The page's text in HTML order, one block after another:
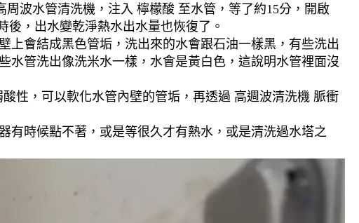
波水管清洗機，注入 檸檬酸 至水管，等了約15分，開啟
，出水變乾淨熱水出水量也恢復了。
上會結成黑色管垢，洗出來的水會跟石油一樣黑，有些洗出
水管洗出像洗米水一樣，水會是黃白色，這說明水管裡面沒
性，可以軟化水管內壁的管垢，再透過 高週波清洗機 脈衝
有時候點不著，或是等很久才有熱水，或是清洗過水塔之